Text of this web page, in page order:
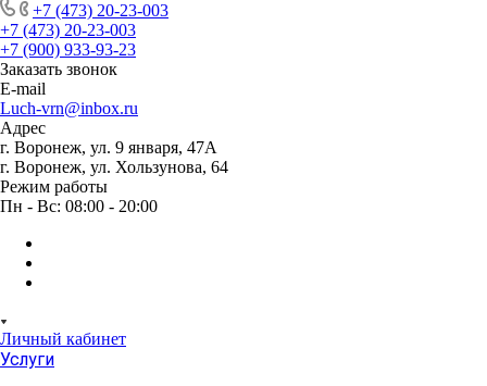
+7 (473) 20-23-003
+7 (473) 20-23-003
+7 (900) 933-93-23
Заказать звонок
E-mail
Luch-vrn@inbox.ru
Адрес
г. Воронеж, ул. 9 января, 47А
г. Воронеж, ул. Хользунова, 64
Режим работы
Пн - Вс: 08:00 - 20:00
Личный кабинет
Услуги